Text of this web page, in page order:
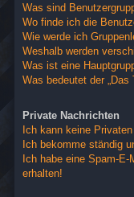
Was sind
Wo finde ich die
Wie werde ich
Weshalb werden
Was ist eine
Was bedeutet der
Private Nachrichten
Ich kann keine
Ich bekomme ständig
Ich habe eine Spam-
erhalten!